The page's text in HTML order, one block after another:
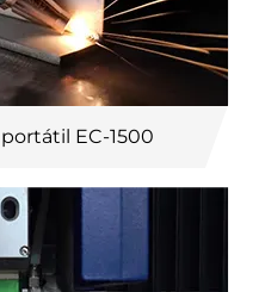
EC-1500